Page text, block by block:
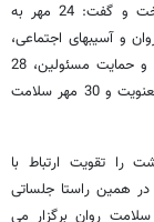
بهداشت در ابتدا به تشریح روزهای هفته سلامت پرداخت و گفت: 24 مهر به
مهر روز سلامت روان و آسیبهای اجتماعی،
26 مهر سلامت روان و شیوه زندگی سالم، سلامت روان و حمایت مسئولین، 28
مهر سلامت روان و انگ زدایی، 29 مهر سلامت روان و معنویت و 30 مهر سلامت
را تقویت ارتباط با
در همین راستا جلساتی
روان برگزار می